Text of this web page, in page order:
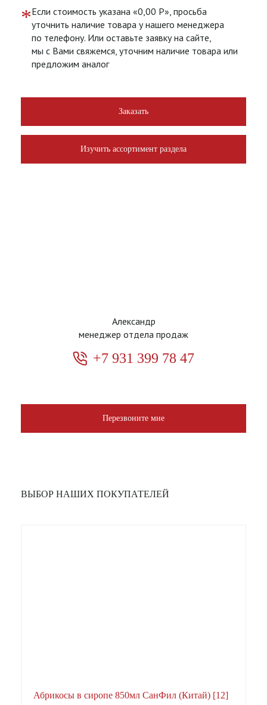
*Если стоимость указана «0,00 Р», просьба
уточнить наличие товара у нашего менеджера
по телефону. Или оставьте заявку на сайте,
мы с Вами свяжемся, уточним наличие товара или
предложим аналог
Заказать
Изучить ассортимент раздела
Александр
менеджер отдела продаж
+7 931 399 78 47
Перезвоните мне
ВЫБОР НАШИХ ПОКУПАТЕЛЕЙ
Абрикосы в сиропе 850мл СанФил (Китай) [12]